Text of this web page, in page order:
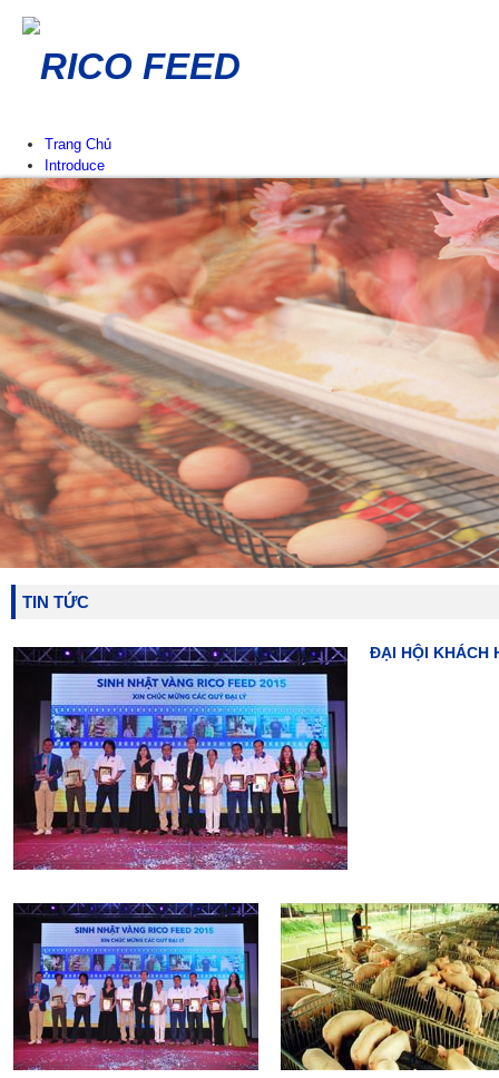
RICO FEED
Trang Chủ
Introduce
Lịch sử hình thành Eng
Giá trị cốt lõi Eng
Công ty thành viên Eng
Mạng lưới phân phối Eng
News & Events
Thông báo
Sự kiện tại RICO FEED
Tin chuyên ngành
Tư vấn chăn nuôi
Products
Poultry Feed
Chicken Feed
Duck Feed
Cow Feed
Recruitment
Văn hóa RICO FEED
HR Policies
Job Opportunities
Rico CSR
Truyện ngắn hay Eng
Contact
TIN TỨC
ĐẠI HỘI KHÁCH